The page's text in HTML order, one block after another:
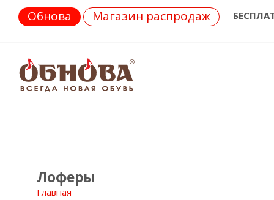
Обнова Магазин распродаж
Лоферы
Главная